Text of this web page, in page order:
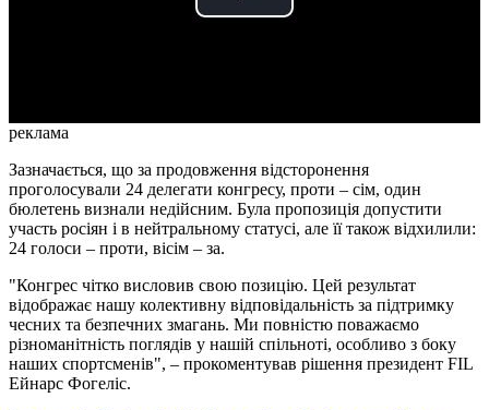
Play
реклама
Зазначається, що за продовження відсторонення
проголосували 24 делегати конгресу, проти – сім, один
бюлетень визнали недійсним. Була пропозиція допустити
участь росіян і в нейтральному статусі, але її також відхилили:
24 голоси – проти, вісім – за.
"Конгрес чітко висловив свою позицію. Цей результат
відображає нашу колективну відповідальність за підтримку
чесних та безпечних змагань. Ми повністю поважаємо
різноманітність поглядів у нашій спільноті, особливо з боку
наших спортсменів", – прокоментував рішення президент FIL
Ейнарс Фогеліс.